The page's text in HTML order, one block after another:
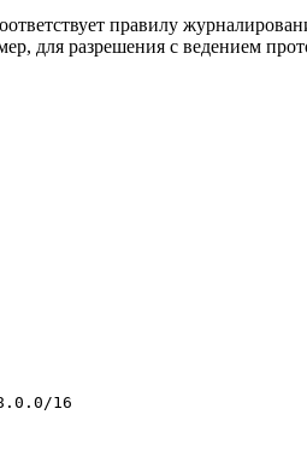
правилу
для разрешения с ведением
16